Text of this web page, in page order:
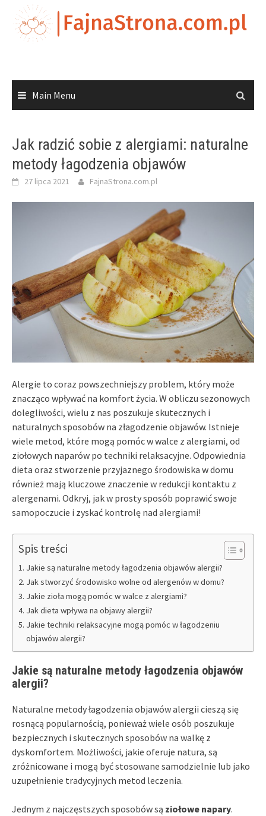
content
Main Menu
Jak radzić sobie z alergiami: naturalne
metody łagodzenia objawów
27 lipca 2021 FajnaStrona.com.pl
Alergie to coraz powszechniejszy problem, który może
znacząco wpływać na komfort życia. W obliczu sezonowych
dolegliwości, wielu z nas poszukuje skutecznych i
naturalnych sposobów na złagodzenie objawów. Istnieje
wiele metod, które mogą pomóc w walce z alergiami, od
ziołowych naparów po techniki relaksacyjne. Odpowiednia
dieta oraz stworzenie przyjaznego środowiska w domu
również mają kluczowe znaczenie w redukcji kontaktu z
alergenami. Odkryj, jak w prosty sposób poprawić swoje
samopoczucie i zyskać kontrolę nad alergiami!
Spis treści
Jakie są naturalne metody łagodzenia objawów alergii?
Jak stworzyć środowisko wolne od alergenów w domu?
Jakie zioła mogą pomóc w walce z alergiami?
Jak dieta wpływa na objawy alergii?
Jakie techniki relaksacyjne mogą pomóc w łagodzeniu
objawów alergii?
Jakie są naturalne metody łagodzenia objawów
alergii?
Naturalne metody łagodzenia objawów alergii cieszą się
rosnącą popularnością, ponieważ wiele osób poszukuje
bezpiecznych i skutecznych sposobów na walkę z
dyskomfortem. Możliwości, jakie oferuje natura, są
zróżnicowane i mogą być stosowane samodzielnie lub jako
uzupełnienie tradycyjnych metod leczenia.
Jednym z najczęstszych sposobów są ziołowe napary.